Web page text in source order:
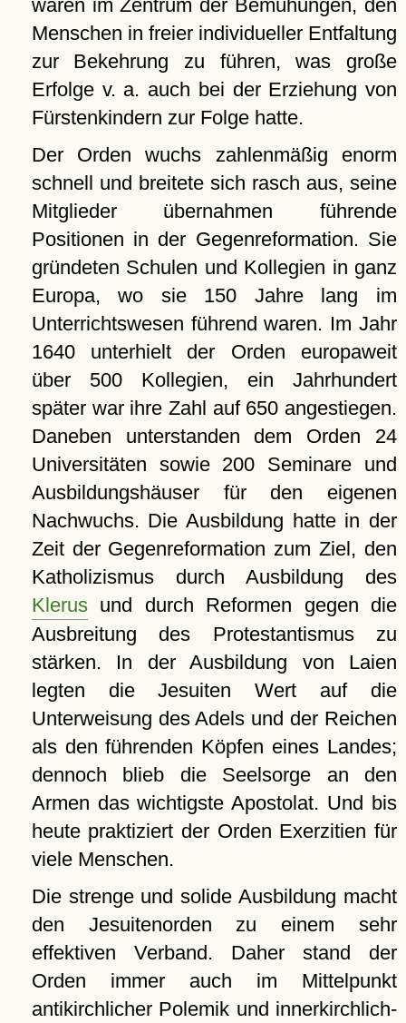
waren im Zentrum der Bemühungen, den
Menschen in freier individueller Entfaltung
zur Bekehrung zu führen, was große
Erfolge v. a. auch bei der Erziehung von
Fürstenkindern zur Folge hatte.
Der Orden wuchs zahlenmäßig enorm
schnell und breitete sich rasch aus, seine
Mitglieder übernahmen führende
Positionen in der Gegenreformation. Sie
gründeten Schulen und Kollegien in ganz
Europa, wo sie 150 Jahre lang im
Unterrichtswesen führend waren. Im Jahr
1640 unterhielt der Orden europaweit
über 500 Kollegien, ein Jahrhundert
später war ihre Zahl auf 650 angestiegen.
Daneben unterstanden dem Orden 24
Universitäten sowie 200 Seminare und
Ausbildungshäuser für den eigenen
Nachwuchs. Die Ausbildung hatte in der
Zeit der Gegenreformation zum Ziel, den
Katholizismus durch Ausbildung des
Klerusund durch Reformen gegen die
Ausbreitung des Protestantismus zu
stärken. In der Ausbildung von Laien
legten die Jesuiten Wert auf die
Unterweisung des Adels und der Reichen
als den führenden Köpfen eines Landes;
dennoch blieb die Seelsorge an den
Armen das wichtigste Apostolat. Und bis
heute praktiziert der Orden Exerzitien für
viele Menschen.
Die strenge und solide Ausbildung macht
den Jesuitenorden zu einem sehr
effektiven Verband. Daher stand der
Orden immer auch im Mittelpunkt
antikirchlicher Polemik und innerkirchlich-